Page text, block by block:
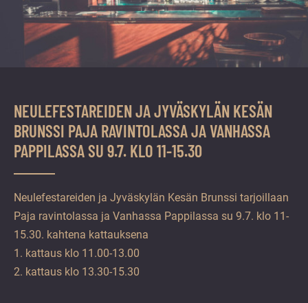
NEULEFESTAREIDEN JA JYVÄSKYLÄN KESÄN
BRUNSSI PAJA RAVINTOLASSA JA VANHASSA
PAPPILASSA SU 9.7. KLO 11-15.30
Neulefestareiden ja Jyväskylän Kesän Brunssi tarjoillaan
Paja ravintolassa ja Vanhassa Pappilassa su 9.7. klo 11-
15.30. kahtena kattauksena
1. kattaus klo 11.00-13.00
2. kattaus klo 13.30-15.30